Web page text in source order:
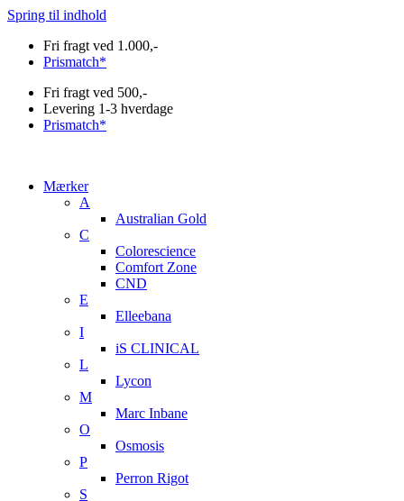
Spring til indhold
Fri fragt ved 1.000,-
Prismatch*
Fri fragt ved 500,-
Levering 1-3 hverdage
Prismatch*
Mærker
A
Australian Gold
C
Colorescience
Comfort Zone
CND
E
Elleebana
I
iS CLINICAL
L
Lycon
M
Marc Inbane
O
Osmosis
P
Perron Rigot
S